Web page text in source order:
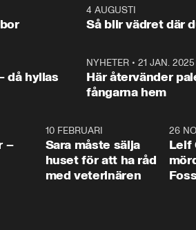
och Makten.
– Vi
vara
1:064 AUGUSTI
Så blir vädret där
då hyllas
NYHETER •21 JAN. 2025
Här återvänder
fångarna hem
–
10 FEBRUARI
Sara måste sälja
huset för att ha råd
med veterinären
26
Leif